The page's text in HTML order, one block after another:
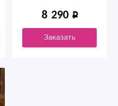
8 290
Заказать